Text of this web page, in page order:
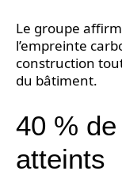
Le groupe
l’empreinte
construction
du bâtiment.
40 %
atteints